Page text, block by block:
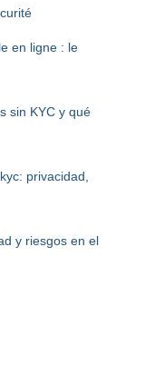
en ligne : le
sin KYC y qué
privacidad,
y riesgos en el